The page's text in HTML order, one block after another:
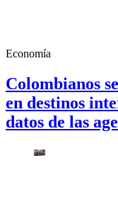
Economía
Colombianos
en destinos
datos de las